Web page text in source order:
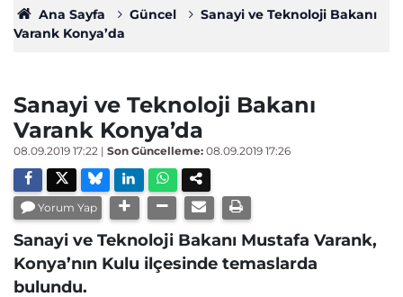
Ana Sayfa Güncel
Sanayi ve Teknoloji Bakanı
Varank Konya’da
Sanayi ve Teknoloji Bakanı
Varank Konya’da
08.09.2019 17:22 | Son Güncelleme: 08.09.2019 17:26
Yorum Yap
Sanayi ve Teknoloji Bakanı Mustafa Varank,
Konya’nın Kulu ilçesinde temaslarda
bulundu.